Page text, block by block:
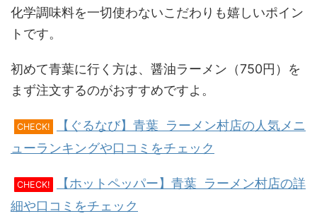
化学調味料を一切使わないこだわりも嬉しいポイン
トです。
初めて青葉に行く方は、醤油ラーメン（750円）を
まず注文するのがおすすめですよ。
CHECK!
【ぐるなび】青葉 ラーメン村店の人気メニ
ューランキングや口コミをチェック
CHECK!
【ホットペッパー】青葉 ラーメン村店の詳
細や口コミをチェック